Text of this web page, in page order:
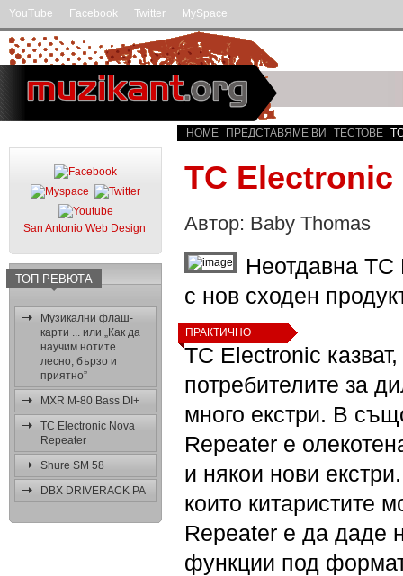
YouTube Facebook Twitter MySpace
San Antonio Web Design
ТОП РЕВЮТА
Музикални флаш-
карти ... или „Как да
научим нотите
лесно, бързо и
приятно”
MXR M-80 Bass DI+
TC Electronic Nova
Repeater
Shure SM 58
DBX DRIVERACK PA
HOME ПРЕДСТАВЯМЕ ВИ ТЕСТОВЕ
TC Electronic
Автор: Baby Thomas
ПРАКТИЧНО
Неотдавна TC
с нов сходен
TC Electronic
потребителите за
много екстри. В
Repeater е
и някои нови
които китаристите
Repeater е да даде
функции под